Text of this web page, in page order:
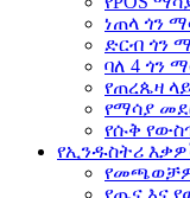
ነጠላ ጎን
ድርብ ጎን
ባለ 4 ጎን
የጠረጴዛ
የማሳያ
የሱቅ
የኢንዱስትሪ
የጤና እና